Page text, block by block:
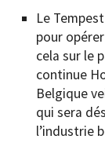
Le
pour
cela sur le
continue
Belgique
qui sera
l’industrie